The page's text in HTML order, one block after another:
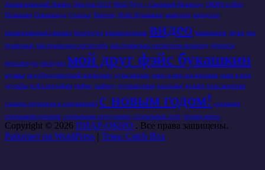
Антикризисный Ликбез Лондон 2012 Мой Друг - Снежный Пешеход ОКНО в Мир
Познания Олимпиада Счастье Твиттер Фэйс Букашкин аккаунты анекдоты
антикризисный спецназ беспредел взаимопомощь видео выживание звуки как
правильно как правильно почистить как правильно почистить монитор кризисы
кроссворды мелодии мой друг фэйс букашкин
музыка недобросовестный маркетинг одна кнопка окно в мир воспитания окно в мир
дружбы п-ф-география пофиг пофигу путешествия рассылки роняет роза лепестки
словарь терминов и сокращений с новым годом!
социалка
социальная реклама социальные программы социальные сети чёрная метка
Copyright © 2026 ПИАР-ОКНО . Все права защищены.
Работает на WordPress | Тема: Catch Box